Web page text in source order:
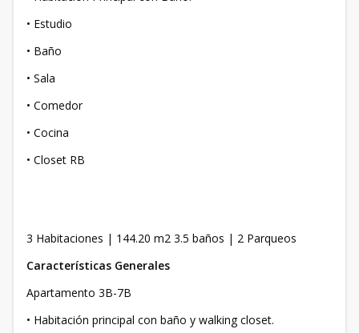
• Estudio
• Baño
• Sala
• Comedor
• Cocina
• Closet RB
3 Habitaciones | 144.20 m2 3.5 baños | 2 Parqueos
Características Generales
Apartamento 3B-7B
• Habitación principal con baño y walking closet.